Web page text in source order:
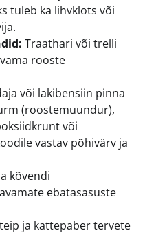
tuleb ka lihvklots või
Traathari või trelli
rooste
või lakibensiin pinna
(roostemuundur),
või
vastav põhivärv ja
kõvendi
ebatasasuste
ja kattepaber tervete